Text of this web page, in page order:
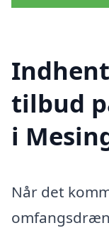
tilbud
i
Når det